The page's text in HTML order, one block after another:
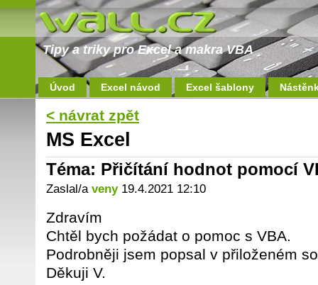
Tipy a triky pro Excel a makra VBA
Úvod Excel návod Excel šablony
< návrat zpět
MS Excel
Téma: Přičítání hodnot pomocí
Zaslal/a veny19.4.2021 12:10
Zdravím
Chtěl bych požádat o pomoc s VBA.
Podrobněji jsem popsal v přiloženém
Děkuji V.